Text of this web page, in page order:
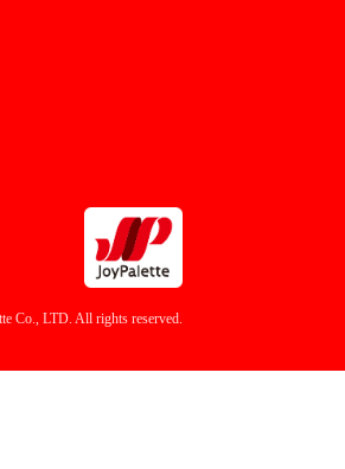
Co., LTD. All rights reserved.